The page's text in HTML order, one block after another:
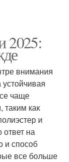
2025:
внимания
чаще
как
и
ответ на
и способ
все больше